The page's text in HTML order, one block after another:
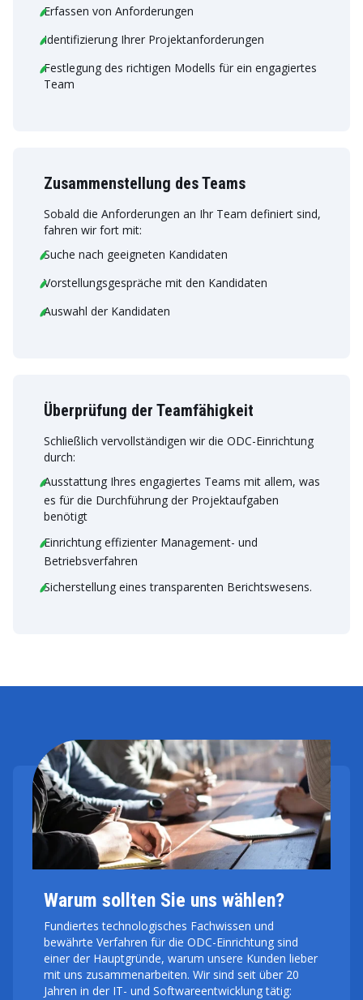
Erfassen von Anforderungen
Identifizierung Ihrer Projektanforderungen
Festlegung des richtigen Modells für ein engagiertes
Team
Zusammenstellung des Teams
Sobald die Anforderungen an Ihr Team definiert sind,
fahren wir fort mit:
Suche nach geeigneten Kandidaten
Vorstellungsgespräche mit den Kandidaten
Auswahl der Kandidaten
Überprüfung der Teamfähigkeit
Schließlich vervollständigen wir die ODC-Einrichtung
durch:
Ausstattung Ihres engagiertes Teams mit allem, was
es für die Durchführung der Projektaufgaben
benötigt
Einrichtung effizienter Management- und
Betriebsverfahren
Sicherstellung eines transparenten Berichtswesens.
Warum sollten Sie uns wählen?
Fundiertes technologisches Fachwissen und
bewährte Verfahren für die ODC-Einrichtung sind
einer der Hauptgründe, warum unsere Kunden lieber
mit uns zusammenarbeiten. Wir sind seit über 20
Jahren in der IT- und Softwareentwicklung tätig: